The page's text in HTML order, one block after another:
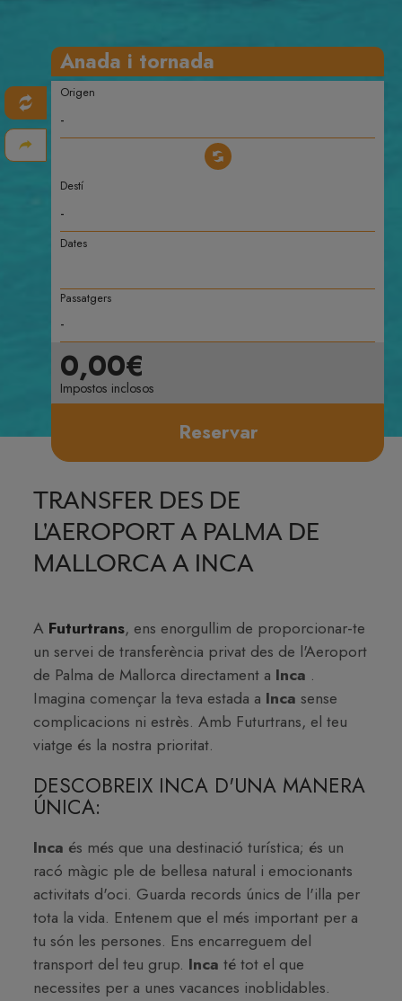
Anada i tornada
Origen
Destí
Dates
Passatgers
0,00€
Impostos inclosos
Reservar
TRANSFER DES DE
L'AEROPORT A PALMA DE
MALLORCA A INCA
A Futurtrans, ens enorgullim de proporcionar-te
un servei de transferència privat des de l'Aeroport
de Palma de Mallorca directament a Inca .
Imagina començar la teva estada a Incasense
complicacions ni estrès. Amb Futurtrans, el teu
viatge és la nostra prioritat.
DESCOBREIX INCA D'UNA MANERA
ÚNICA:
Inca és més que una destinació turística; és un
racó màgic ple de bellesa natural i emocionants
activitats d'oci. Guarda records únics de l'illa per
tota la vida. Entenem que el més important per a
tu són les persones. Ens encarreguem del
transport del teu grup. Incaté tot el que
necessites per a unes vacances inoblidables.